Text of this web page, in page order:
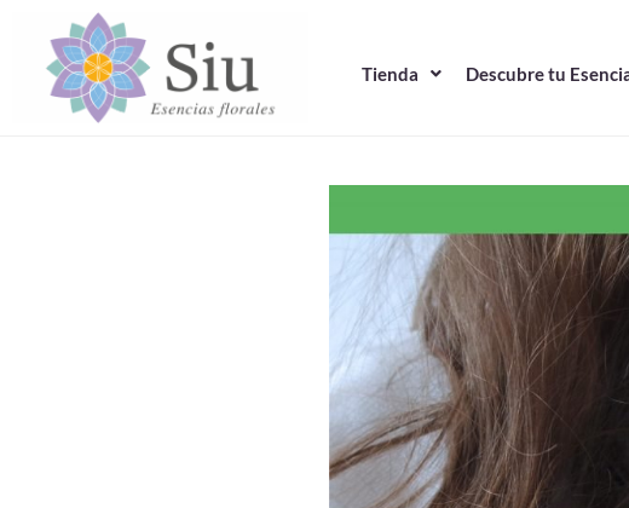
contenido
Tienda Descubre tu